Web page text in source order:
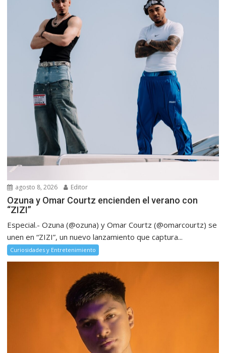
agosto 8, 2026 Editor
Ozuna y Omar Courtz encienden el verano con
“ZIZI”
Especial.- Ozuna (@ozuna) y Omar Courtz (@omarcourtz) se
unen en “ZIZI”, un nuevo lanzamiento que captura...
Curiosidades y Entretenimiento